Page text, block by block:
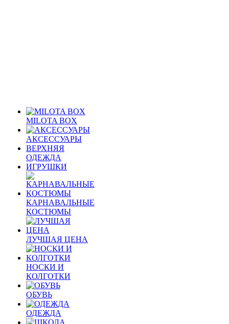
MILOTA BOX
АКСЕССУАРЫ
ВЕРХНЯЯ
ОДЕЖДА
ИГРУШКИ
КАРНАВАЛЬНЫЕ
КОСТЮМЫ
ЛУЧШАЯ ЦЕНА
НОСКИ И
КОЛГОТКИ
ОБУВЬ
ОДЕЖДА